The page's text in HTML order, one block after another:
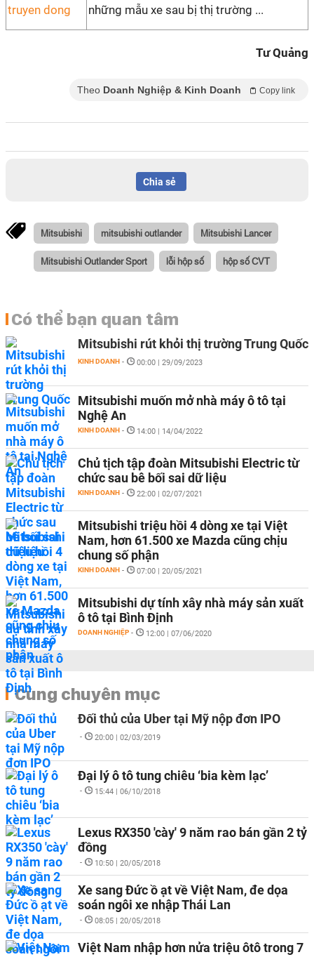
những mẫu xe sau bị thị trường ...
Tư Quảng
Theo Doanh Nghiệp & Kinh Doanh Copy link
Chia sẻ
Mitsubishi mitsubishi outlander Mitsubishi Lancer
Mitsubishi Outlander Sport lỗi hộp số hộp số CVT
Có thể bạn quan tâm
Mitsubishi rút khỏi thị trường Trung Quốc
KINH DOANH - 00:00 | 29/09/2023
Mitsubishi muốn mở nhà máy ô tô tại
Nghệ An
KINH DOANH - 14:00 | 14/04/2022
Chủ tịch tập đoàn Mitsubishi Electric từ
chức sau bê bối sai dữ liệu
KINH DOANH - 22:00 | 02/07/2021
Mitsubishi triệu hồi 4 dòng xe tại Việt
Nam, hơn 61.500 xe Mazda cũng chịu
chung số phận
KINH DOANH - 07:00 | 20/05/2021
Mitsubishi dự tính xây nhà máy sản xuất
ô tô tại Bình Định
DOANH NGHIỆP - 12:00 | 07/06/2020
Cùng chuyên mục
Đối thủ của Uber tại Mỹ nộp đơn IPO
- 20:00 | 02/03/2019
Đại lý ô tô tung chiêu ‘bia kèm lạc’
- 15:44 | 06/10/2018
Lexus RX350 'cày' 9 năm rao bán gần 2 tỷ
đồng
- 10:50 | 20/05/2018
Xe sang Đức ồ ạt về Việt Nam, đe dọa
soán ngôi xe nhập Thái Lan
- 08:05 | 20/05/2018
Việt Nam nhập hơn nửa triệu ôtô trong 7